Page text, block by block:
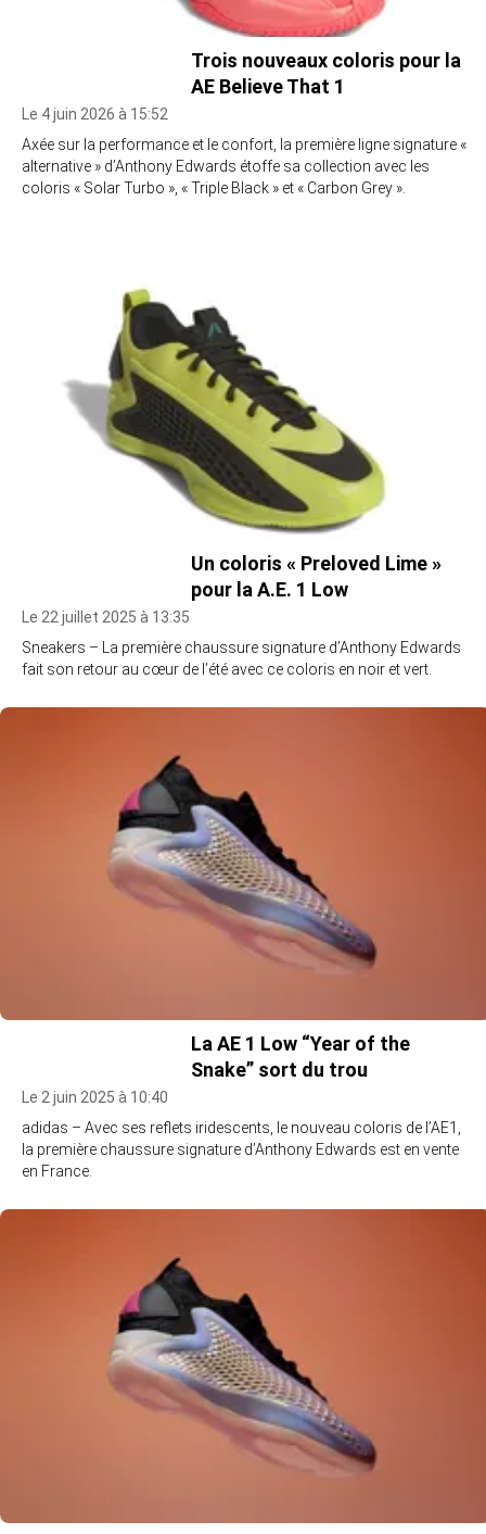
Trois nouveaux coloris pour la
AE Believe That 1
Le 4 juin 2026 à 15:52
Axée sur la performance et le confort, la première ligne signature «
alternative » d’Anthony Edwards étoffe sa collection avec les
coloris « Solar Turbo », « Triple Black » et « Carbon Grey ».
Un coloris « Preloved Lime »
pour la A.E. 1 Low
Le 22 juillet 2025 à 13:35
Sneakers – La première chaussure signature d’Anthony Edwards
fait son retour au cœur de l’été avec ce coloris en noir et vert.
La AE 1 Low “Year of the
Snake” sort du trou
Le 2 juin 2025 à 10:40
adidas – Avec ses reflets iridescents, le nouveau coloris de l’AE1,
la première chaussure signature d’Anthony Edwards est en vente
en France.